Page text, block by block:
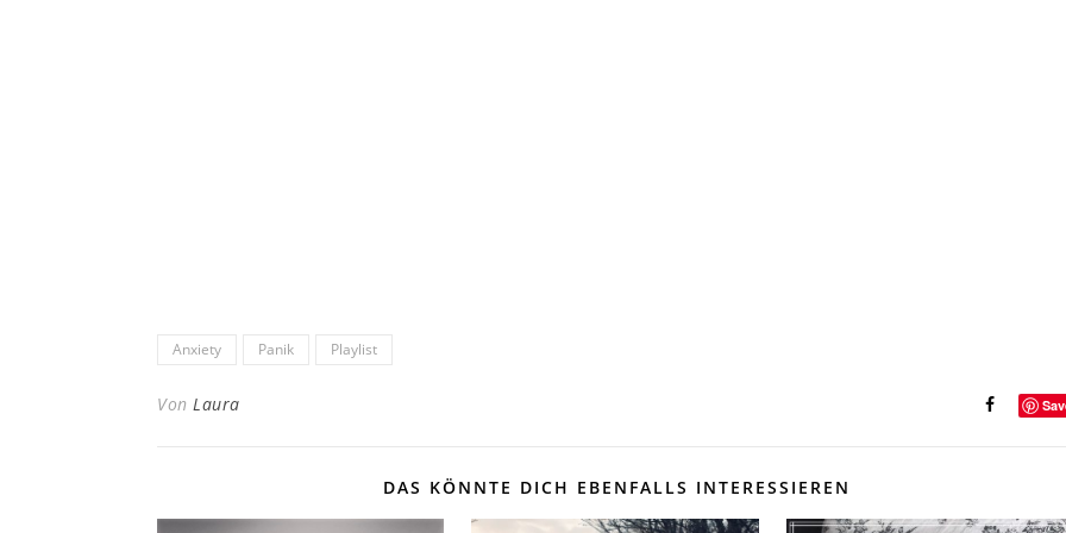
Anxiety Panik Playlist
Von Laura
DAS KÖNNTE DICH EBENFALLS INTERESSIEREN